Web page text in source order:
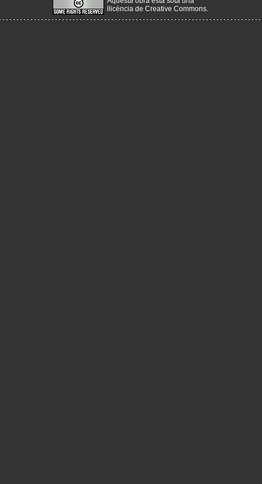
llicència de Creative Commons.